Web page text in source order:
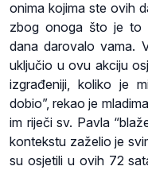
onima kojima ste ovih
zbog onoga što je to
dana darovalo vama.
uključio u ovu akciju
izgrađeniji, koliko je
dobio”, rekao je
im riječi sv. Pavla
kontekstu zaželio je
su osjetili u ovih 72